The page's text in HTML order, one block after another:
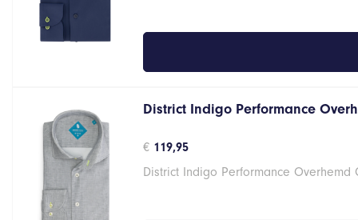
District Indigo Performance
€ 119,95
District Indigo Performance Overhemd